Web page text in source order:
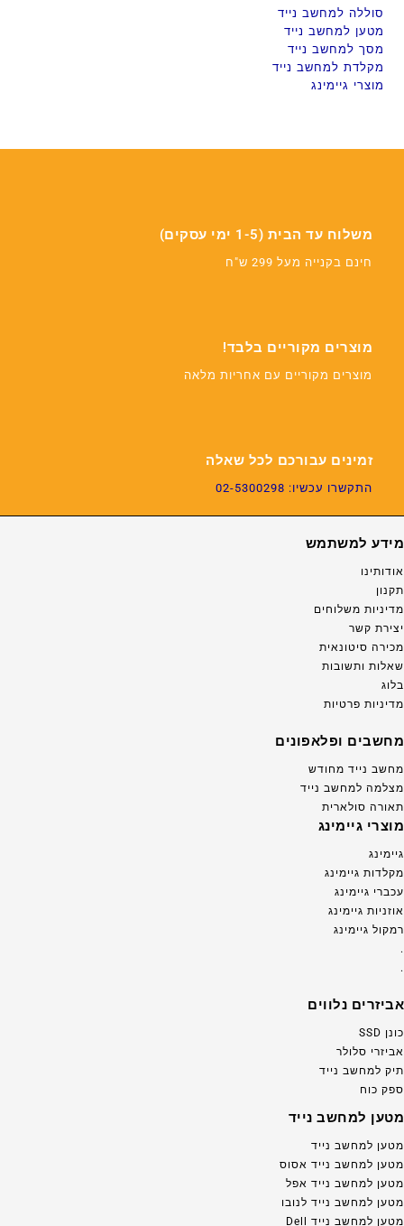
סוללה למחשב נייד
מטען למחשב נייד
מסך למחשב נייד
מקלדת למחשב נייד
מוצרי גיימינג
משלוח עד הבית (1-5 ימי עסקים)
חינם בקנייה מעל 299 ש"ח
מוצרים מקוריים בלבד!
מוצרים מקוריים עם אחריות מלאה
זמינים עבורכם לכל שאלה
התקשרו עכשיו: 02-5300298
מידע למשתמש
אודותינו
תקנון
מדיניות משלוחים
יצירת קשר
מכירה סיטונאית
שאלות ותשובות
בלוג
מדיניות פרטיות
מחשבים ופלאפונים
מחשב נייד מחודש
מצלמה למחשב נייד
תאורה סולארית
מוצרי גיימינג
גיימינג
מקלדות גיימינג
עכברי גיימינג
אוזניות גיימינג
רמקול גיימינג
.
.
אביזרים נלווים
כונן SSD
אביזרי סלולר
תיק למחשב נייד
ספק כוח
מטען למחשב נייד
מטען למחשב נייד
מטען למחשב נייד אסוס
מטען למחשב נייד אפל
מטען למחשב נייד לנובו
מטען למחשב נייד Dell